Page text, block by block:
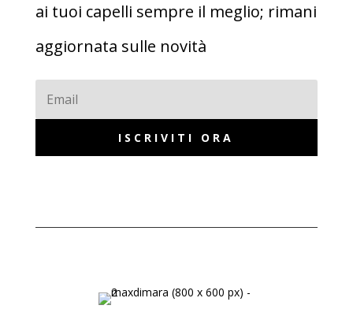
ai tuoi capelli sempre il meglio; rimani
aggiornata sulle novità
ISCRIVITI ORA